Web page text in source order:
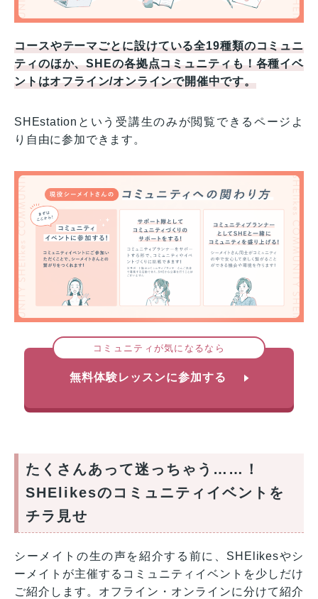
コースやテーマごとに設けている全19種類のコミュニ
ティのほか、SHEの各拠点コミュニティも！各種イベ
ントはオフライン/オンラインで開催中です。
SHEstationという受講生のみが閲覧できるページよ
り自由に参加できます。
コミュニティが気になるなら
無料体験レッスンに参加する
たくさんあって迷っちゃう……！
SHElikesのコミュニティイベントを
チラ見せ
シーメイトの生の声を紹介する前に、SHElikesやシ
ーメイトが主催するコミュニティイベントを少しだけ
ご紹介します。オフライン・オンラインに分けて紹介